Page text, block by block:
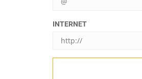
INTERNET